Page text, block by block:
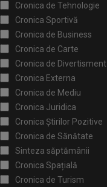
Cronica de Tehnologie
Cronica Sportivă
Cronica de Business
Cronica de Carte
Cronica de Divertisment
Cronica Externa
Cronica de Mediu
Cronica Juridica
Cronica Știrilor Pozitive
Cronica de Sănătate
Sinteza săptămânii
Cronica Spațială
Cronica de Turism